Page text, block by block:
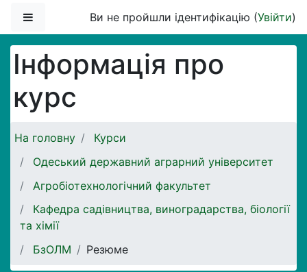
Бокова панельВи не пройшли ідентифікацію (Увійти)
Інформація про
курс
На головну
Курси
Одеський державний аграрний університет
Агробіотехнологічний факультет
Кафедра садівництва, виноградарства, біології
та хімії
БзОЛМ
Резюме